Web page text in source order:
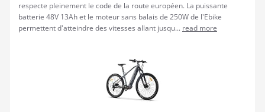
respecte pleinement le code de la route européen. La puissante
batterie 48V 13Ah et le moteur sans balais de 250W de l'Ebike
permettent d'atteindre des vitesses allant jusqu... read more